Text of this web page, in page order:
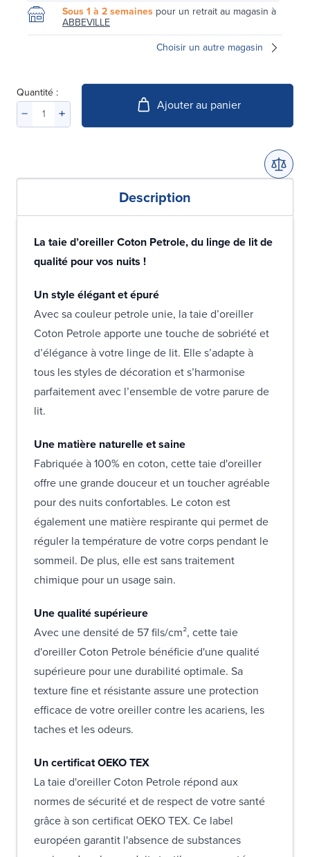
Sous 1 à 2 semaines pour un retrait au magasin à
ABBEVILLE
Choisir un autre magasin
Quantité :
Ajouter au panier
Description
La taie d’oreiller Coton Petrole, du linge de lit de
qualité pour vos nuits !
Un style élégant et épuré
Avec sa couleur petrole unie, la taie d’oreiller
Coton Petrole apporte une touche de sobriété et
d’élégance à votre linge de lit. Elle s’adapte à
tous les styles de décoration et s’harmonise
parfaitement avec l’ensemble de votre parure de
lit.
Une matière naturelle et saine
Fabriquée à 100% en coton, cette taie d'oreiller
offre une grande douceur et un toucher agréable
pour des nuits confortables. Le coton est
également une matière respirante qui permet de
réguler la température de votre corps pendant le
sommeil. De plus, elle est sans traitement
chimique pour un usage sain.
Une qualité supérieure
Avec une densité de 57 fils/cm², cette taie
d'oreiller Coton Petrole bénéficie d'une qualité
supérieure pour une durabilité optimale. Sa
texture fine et résistante assure une protection
efficace de votre oreiller contre les acariens, les
taches et les odeurs.
Un certificat OEKO TEX
La taie d'oreiller Coton Petrole répond aux
normes de sécurité et de respect de votre santé
grâce à son certificat OEKO TEX. Ce label
européen garantit l'absence de substances